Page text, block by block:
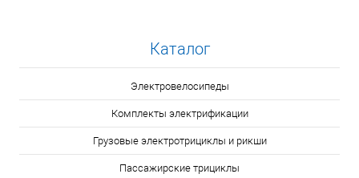
Каталог
Электровелосипеды
Комплекты электрификации
Грузовые электротрициклы и рикши
Пассажирские трициклы